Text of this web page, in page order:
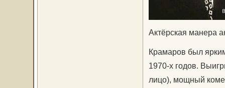
Актёрская манера
Крамаров был
1970-х годов.
лицо), мощный